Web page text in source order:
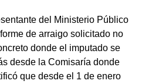
del Ministerio Público
de arraigo solicitado no
donde el imputado se
desde la Comisaría donde
que desde el 1 de enero